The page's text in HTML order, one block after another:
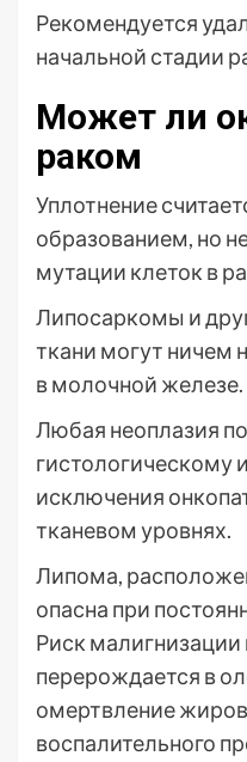
Рекомендуется
начальной стадии
Может ли
раком
Уплотнение
образованием, но
мутации клеток в
Липосаркомы и
ткани могут ничем
в молочной железе.
Любая неоплазия
гистологическому
исключения
тканевом уровнях.
Липома,
опасна при
Риск
перерождается в
омертвление
воспалительного